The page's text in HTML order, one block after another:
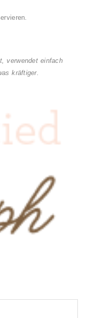
verwendet einfach
kräftiger.